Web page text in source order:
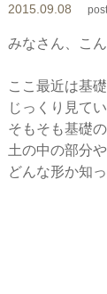
レ
ー
シ
ョ
2015.09.08
みなさん、こ
ここ最近は基
じっくり見て
そもそも基礎
土の中の部分
どんな形か知